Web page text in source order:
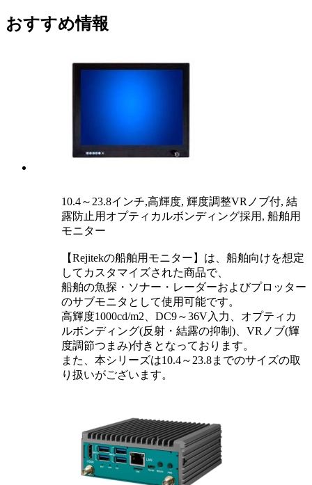
おすすめ情報
10.4～23.8インチ,高輝度, 輝度調整VRノブ付, 結
露防止用オプティカルボンディング採用, 船舶用
モニター
【Rejitekの船舶用モニター】は、船舶向けを想定
してカスタマイズされた商品で、
船舶の魚探・ソナー・レーダーおよびプロッター
のサブモニタとして使用可能です。
高輝度1000cd/m2、DC9～36V入力、オプティカ
ルボンディング(反射・結露の抑制)、VRノブ(輝
度調節つまみ)付きとなっております。
また、本シリーズは10.4～23.8までのサイズの取
り扱いがございます。